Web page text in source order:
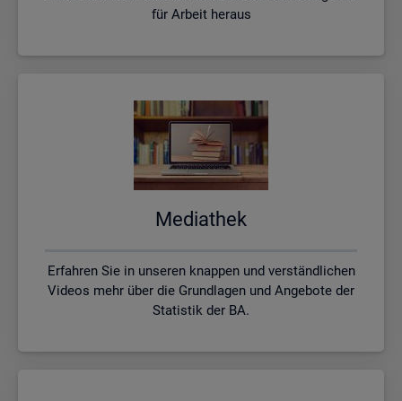
für Arbeit heraus
Me­dia­thek
Erfahren Sie in unseren knappen und verständlichen
Videos mehr über die Grundlagen und Angebote der
Statistik der BA.